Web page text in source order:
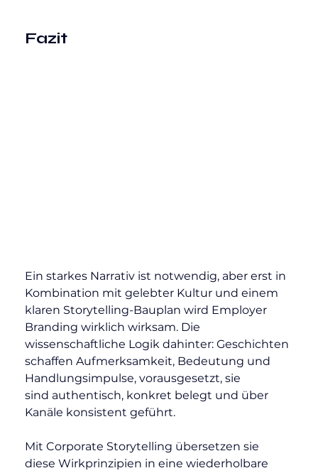
Fazit
Ein starkes Narrativ ist notwendig, aber erst in
Kombination mit gelebter Kultur und einem
klaren Storytelling-Bauplan wird Employer
Branding wirklich wirksam. Die
wissenschaftliche Logik dahinter: Geschichten
schaffen Aufmerksamkeit, Bedeutung und
Handlungsimpulse, vorausgesetzt, sie
sind authentisch, konkret belegt und über
Kanäle konsistent geführt.
Mit Corporate Storytelling übersetzen sie
diese Wirkprinzipien in eine wiederholbare